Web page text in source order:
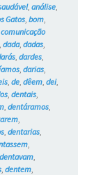
, análise,
Gatos, bom,
comunicação
dada, dadas,
, dardes,
, darias,
, de, dêem, dei,
, dentais,
, dentáramos,
,
, dentarias,
,
dentavam,
, dentem,